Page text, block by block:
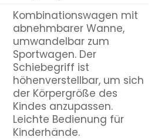
Kombinationswagen mit
abnehmbarer Wanne,
umwandelbar zum
Sportwagen. Der
Schiebegriff ist
höhenverstellbar, um sich
der Körpergröße des
Kindes anzupassen.
Leichte Bedienung für
Kinderhände.